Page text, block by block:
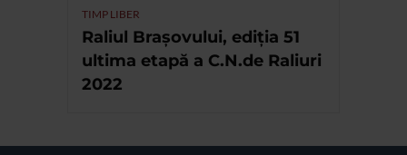
TIMP LIBER
Raliul Brașovului, ediția 51
ultima etapă a C.N.de Raliuri
2022